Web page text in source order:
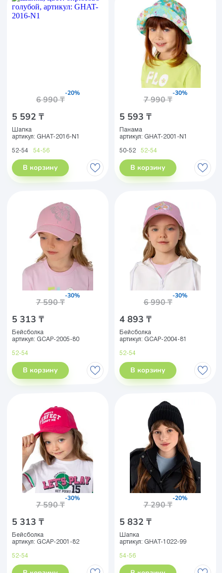
5 592 ₸
6 990 ₸
-20%
Шапка
артикул: GHAT-2016-N1
52-54 54-56
В корзину
5 593 ₸
7 990 ₸
-30%
Панама
артикул: GHAT-2001-N1
50-52 52-54
В корзину
5 313 ₸
7 590 ₸
-30%
Бейсболка
артикул: GCAP-2005-80
52-54
В корзину
4 893 ₸
6 990 ₸
-30%
Бейсболка
артикул: GCAP-2004-81
52-54
В корзину
5 313 ₸
7 590 ₸
-30%
Бейсболка
артикул: GCAP-2001-82
52-54
5 832 ₸
7 290 ₸
-20%
Шапка
артикул: GHAT-1022-99
54-56